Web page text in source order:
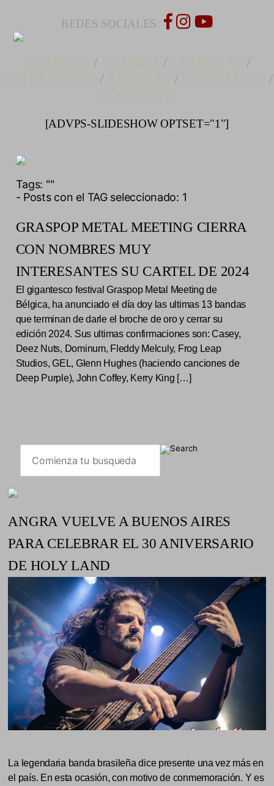
REDES SOCIALES:
/ /
/
/ /
/
[ADVPS-SLIDESHOW OPTSET="1"]
Tags: ""
- Posts con el TAG seleccionado: 1
GRASPOP METAL MEETING CIERRA
CON NOMBRES MUY
INTERESANTES SU CARTEL DE 2024
El gigantesco festival Graspop Metal Meeting de
Bélgica, ha anunciado el día doy las ultimas 13 bandas
que terminan de darle el broche de oro y cerrar su
edición 2024. Sus ultimas confirmaciones son: Casey,
Deez Nuts, Dominum, Fleddy Melculy, Frog Leap
Studios, GEL, Glenn Hughes (haciendo canciones de
Deep Purple), John Coffey, Kerry King […]
ANGRA VUELVE A BUENOS AIRES
PARA CELEBRAR EL 30 ANIVERSARIO
DE HOLY LAND
La legendaria banda brasileña dice presente una vez más en
el país. En esta ocasión, con motivo de conmemoración. Y es